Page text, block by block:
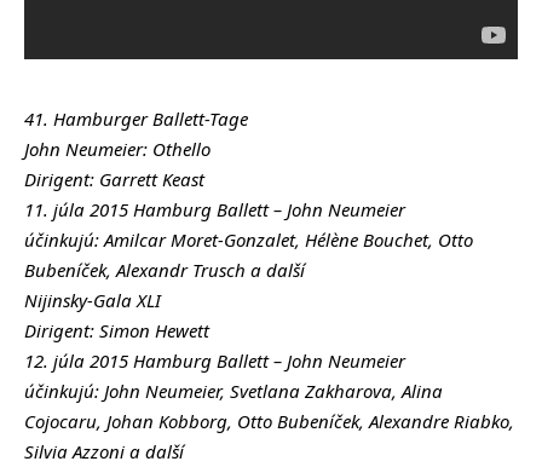
41. Hamburger Ballett-Tage
John Neumeier: Othello
Dirigent: Garrett Keast
11. júla 2015 Hamburg Ballett – John Neumeier
účinkujú: Amilcar Moret-Gonzalet, Hélène Bouchet, Otto
Bubeníček, Alexandr Trusch a další
Nijinsky-Gala XLI
Dirigent: Simon Hewett
12. júla 2015 Hamburg Ballett – John Neumeier
účinkujú: John Neumeier, Svetlana Zakharova, Alina
Cojocaru, Johan Kobborg, Otto Bubeníček, Alexandre Riabko,
Silvia Azzoni a další